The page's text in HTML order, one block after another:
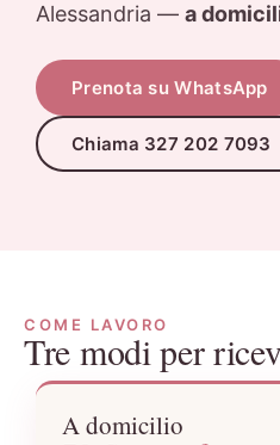
Alessandria — a
Prenota su WhatsApp
Chiama 327 202 7093
COME LAVORO
Tre modi per
A domicilio